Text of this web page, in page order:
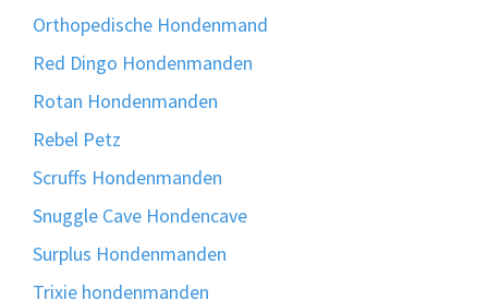
Orthopedische Hondenmand
Red Dingo Hondenmanden
Rotan Hondenmanden
Rebel Petz
Scruffs Hondenmanden
Snuggle Cave Hondencave
Surplus Hondenmanden
Trixie hondenmanden